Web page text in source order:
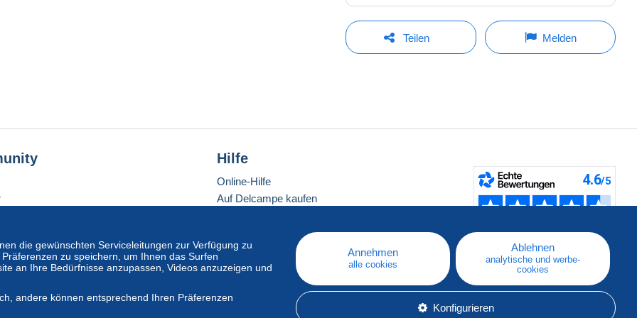
Teilen Melden
die gewünschten Serviceleitungen zur Verfügung zu
zu speichern, um Ihnen das Surfen
an Ihre Bedürfnisse anzupassen, Videos anzuzeigen und
andere können entsprechend Ihren Präferenzen
Annehmen
alle cookies
Ablehnen
analytische und werbe-
cookies
Konfigurieren
Hilfe
Online-Hilfe
Auf Delcampe kaufen
Eine sichere Website